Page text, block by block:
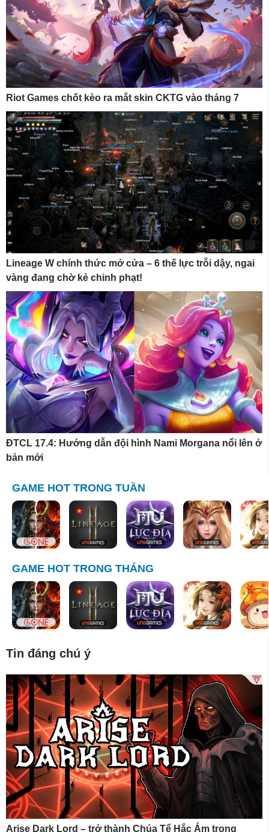
Riot Games chốt kèo ra mắt skin CKTG vào tháng 7
Lineage W chính thức mở cửa – 6 thế lực trỗi dậy, ngai
vàng đang chờ kẻ chinh phạt!
ĐTCL 17.4: Hướng dẫn đội hình Nami Morgana nổi lên ở
bản mới
GAME HOT TRONG TUẦN
GAME HOT TRONG THÁNG
Tin đáng chú ý
Arise Dark Lord – trở thành Chúa Tể Hắc Ám trong